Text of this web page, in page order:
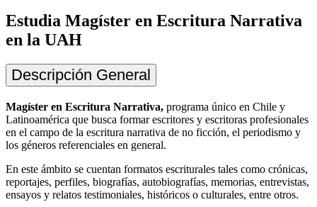
Estudia Magíster en Escritura Narrativa
en la UAH
Descripción General
Magíster en Escritura Narrativa, programa único en Chile y
Latinoamérica que busca formar escritores y escritoras profesionales
en el campo de la escritura narrativa de no ficción, el periodismo y
los géneros referenciales en general.
En este ámbito se cuentan formatos escriturales tales como crónicas,
reportajes, perfiles, biografías, autobiografías, memorias, entrevistas,
ensayos y relatos testimoniales, históricos o culturales, entre otros.